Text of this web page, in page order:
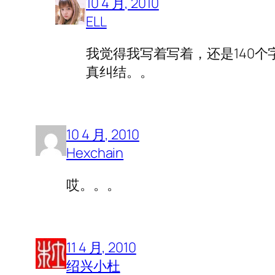
ELL
我觉得我写着写着，还是140
真纠结。。
10 4 月, 2010
Hexchain
哎。。。
11 4 月, 2010
绍兴小杜